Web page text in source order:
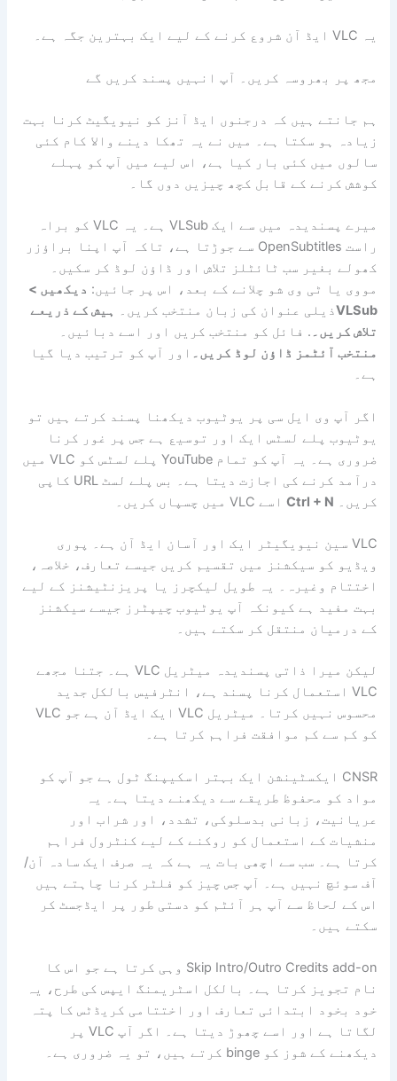
یہ VLC ایڈ آن شروع کرنے کے لیے ایک بہترین جگہ ہے۔
مجھ پر بھروسہ کریں۔ آپ انہیں پسند کریں گے
ہم جانتے ہیں کہ درجنوں ایڈ آنز کو نیویگیٹ کرنا بہت
زیادہ ہو سکتا ہے۔ میں نے یہ تھکا دینے والا کام کئی
سالوں میں کئی بار کیا ہے، اس لیے میں آپ کو پہلے
کوشش کرنے کے قابل کچھ چیزیں دوں گا۔
میرے پسندیدہ میں سے ایک VLSub ہے۔ یہ VLC کو براہ
راست OpenSubtitles سے جوڑتا ہے، تاکہ آپ اپنا براؤزر
کھولے بغیر سب ٹائٹلز تلاش اور ڈاؤن لوڈ کر سکیں۔
مووی یا ٹی وی شو چلانے کے بعد، اس پر جائیں: دیکھیں >
VLSubذیلی عنوان کی زبان منتخب کریں۔ ہیش کے ذریعے
تلاش کریں۔ . فائل کو منتخب کریں اور اسے دبائیں۔
منتخب آئٹمز ڈاؤن لوڈ کریں۔ اور آپ کو ترتیب دیا گیا
ہے۔
اگر آپ وی ایل سی پر یوٹیوب دیکھنا پسند کرتے ہیں تو
یوٹیوب پلے لسٹس ایک اور توسیع ہے جس پر غور کرنا
ضروری ہے۔ یہ آپ کو تمام YouTube پلے لسٹس کو VLC میں
درآمد کرنے کی اجازت دیتا ہے۔ بس پلے لسٹ URL کاپی
کریں۔ Ctrl + N اسے VLC میں چسپاں کریں۔
VLC سین نیویگیٹر ایک اور آسان ایڈ آن ہے۔ پوری
ویڈیو کو سیکشنز میں تقسیم کریں جیسے تعارف، خلاصہ،
اختتام وغیرہ۔ یہ طویل لیکچرز یا پریزنٹیشنز کے لیے
بہت مفید ہے کیونکہ آپ یوٹیوب چیپٹرز جیسے سیکشنز
کے درمیان منتقل کر سکتے ہیں۔
لیکن میرا ذاتی پسندیدہ میٹریل VLC ہے۔ جتنا مجھے
VLC استعمال کرنا پسند ہے، انٹرفیس بالکل جدید
محسوس نہیں کرتا۔ میٹریل VLC ایک ایڈ آن ہے جو VLC
کو کم سے کم موافقت فراہم کرتا ہے۔
CNSR ایکسٹینشن ایک بہتر اسکیپنگ ٹول ہے جو آپ کو
مواد کو محفوظ طریقے سے دیکھنے دیتا ہے۔ یہ
عریانیت، زبانی بدسلوکی، تشدد، اور شراب اور
منشیات کے استعمال کو روکنے کے لیے کنٹرول فراہم
کرتا ہے۔ سب سے اچھی بات یہ ہے کہ یہ صرف ایک سادہ آن/
آف سوئچ نہیں ہے۔ آپ جس چیز کو فلٹر کرنا چاہتے ہیں
اس کے لحاظ سے آپ ہر آئٹم کو دستی طور پر ایڈجسٹ کر
سکتے ہیں۔
Skip Intro/Outro Credits add-on وہی کرتا ہے جو اس کا
نام تجویز کرتا ہے۔ بالکل اسٹریمنگ ایپس کی طرح، یہ
خود بخود ابتدائی تعارف اور اختتامی کریڈٹس کا پتہ
لگاتا ہے اور اسے چھوڑ دیتا ہے۔ اگر آپ VLC پر
دیکھنے کے شوز کو binge کرتے ہیں، تو یہ ضروری ہے۔